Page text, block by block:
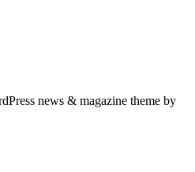
news & magazine theme by